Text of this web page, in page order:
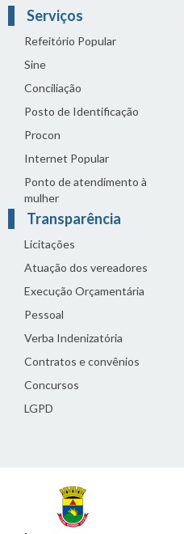
Serviços
Refeitório Popular
Sine
Conciliação
Posto de Identificação
Procon
Internet Popular
Ponto de atendimento à
mulher
Transparência
Licitações
Atuação dos vereadores
Execução Orçamentária
Pessoal
Verba Indenizatória
Contratos e convênios
Concursos
LGPD